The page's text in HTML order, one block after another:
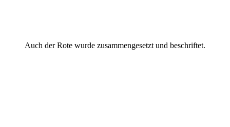
Auch der Rote wurde zusammengesetzt und beschriftet.